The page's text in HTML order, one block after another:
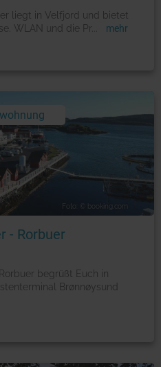
liegt in Velfjord und bietet
WLAN und die Pr
mehr
Foto: © booking.com
- Rorbuer
begrüßt Euch in
Brønnøysund